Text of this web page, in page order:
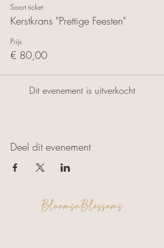
Soort ticket
Kerstkrans "Prettige Feesten"
Prijs
€ 80,00
Dit evenement is uitverkocht
Deel dit evenement
BloomsnBlossoms